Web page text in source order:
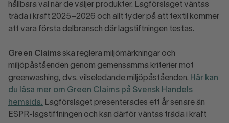
hållbara val när de väljer produkter. Lagförslaget väntas
träda i kraft 2025–2026 och allt tyder på att textil kommer
att vara första delbransch där lagstiftningen testas.
Green Claims ska reglera miljömärkningar och
miljöpåståenden genom gemensamma kriterier mot
greenwashing, dvs. vilseledande miljöpåståenden. Här kan
du läsa mer om Green Claims på Svensk Handels
hemsida. Lagförslaget presenterades ett år senare än
ESPR-lagstiftningen och kan därför väntas träda i kraft